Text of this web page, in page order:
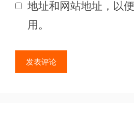
址 地址和网站地址，以
用。